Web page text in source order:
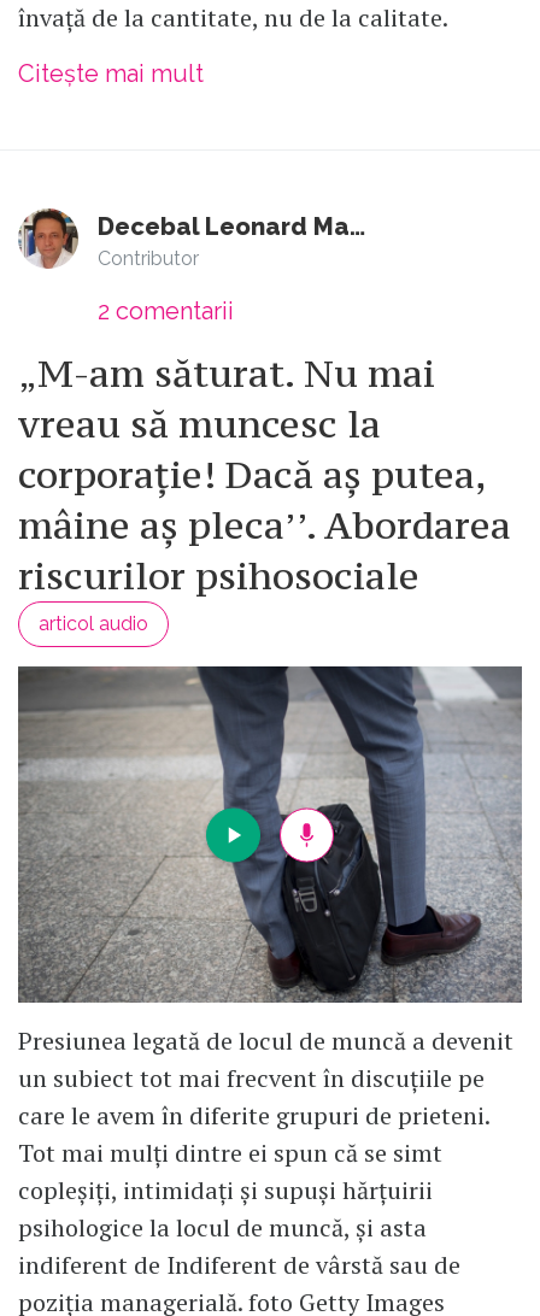
învață de la cantitate, nu de la calitate.
Citește mai mult
Decebal Leonard Marin
Contributor
2 comentarii
„M-am săturat. Nu mai
vreau să muncesc la
corporație! Dacă aș putea,
mâine aș pleca’’. Abordarea
riscurilor psihosociale
articol audio
Presiunea legată de locul de muncă a devenit
un subiect tot mai frecvent în discuțiile pe
care le avem în diferite grupuri de prieteni.
Tot mai mulți dintre ei spun că se simt
copleșiți, intimidați și supuși hărțuirii
psihologice la locul de muncă, și asta
indiferent de Indiferent de vârstă sau de
poziția managerială. foto Getty Images